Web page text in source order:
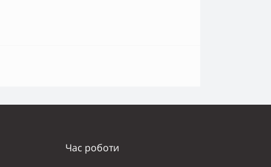
Час роботи